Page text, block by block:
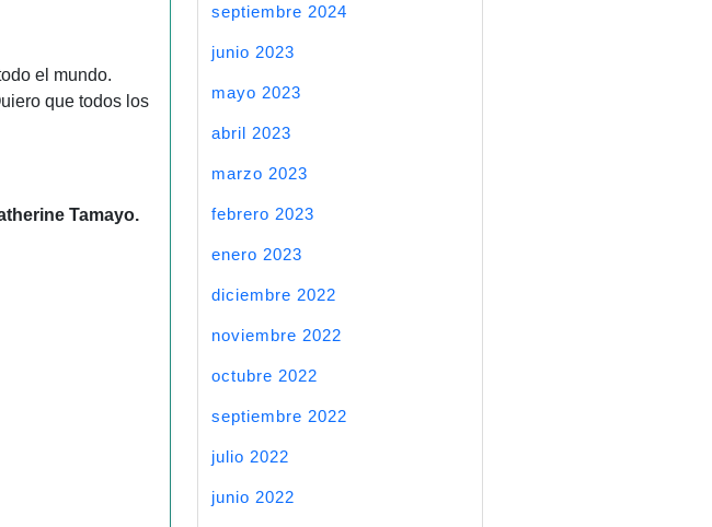
el mundo.
que todos los
Tamayo.
septiembre 2024
junio 2023
mayo 2023
abril 2023
marzo 2023
febrero 2023
enero 2023
diciembre 2022
noviembre 2022
octubre 2022
septiembre 2022
julio 2022
junio 2022